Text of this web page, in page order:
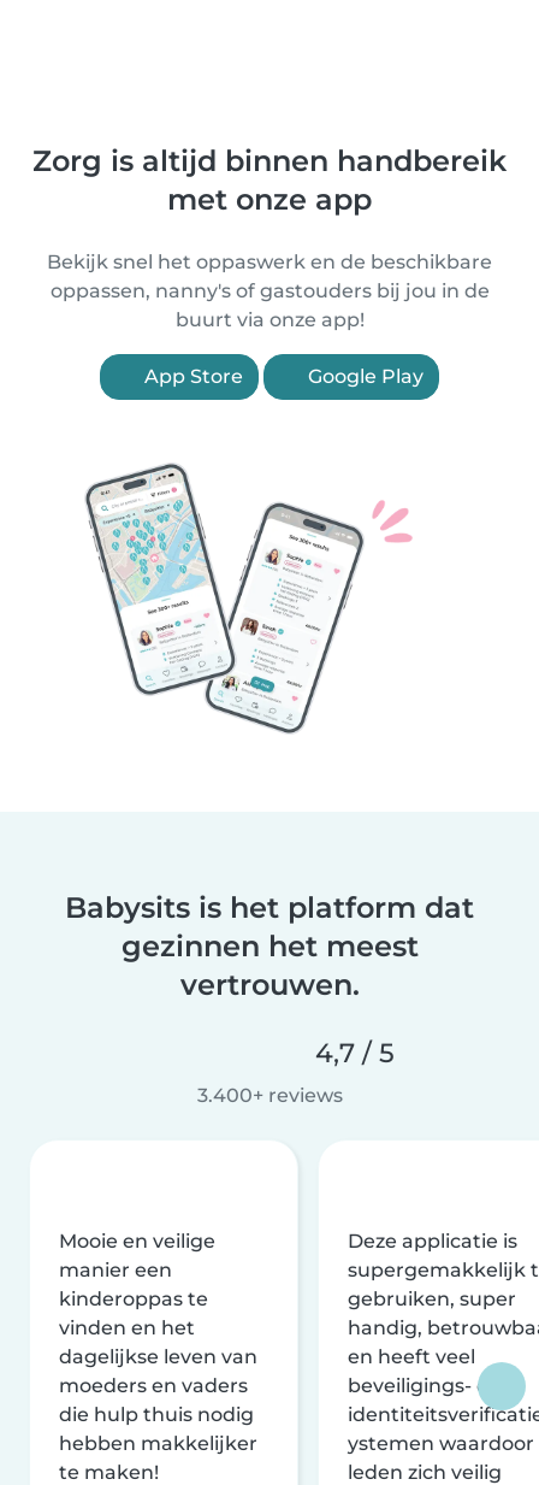
Zorg is altijd binnen handbereik
met onze app
Bekijk snel het oppaswerk en de beschikbare
oppassen, nanny's of gastouders bij jou in de
buurt via onze app!
App Store Google Play
Babysits is het platform dat
gezinnen het meest
vertrouwen.
4,7 / 5
3.400+ reviews
Mooie en veilige
manier een
kinderoppas te
vinden en het
dagelijkse leven van
moeders en vaders
die hulp thuis nodig
hebben makkelijker
te maken!
Deze applicatie is
supergemakkelijk
gebruiken, super
handig,
en heeft veel
beveiligings- en
ystemen waardoor
leden zich veilig